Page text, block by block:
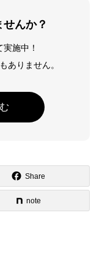
んか？
施中！
ありません。
Share
note